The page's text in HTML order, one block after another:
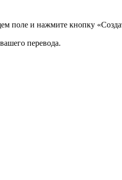
поле и нажмите кнопку
перевода.